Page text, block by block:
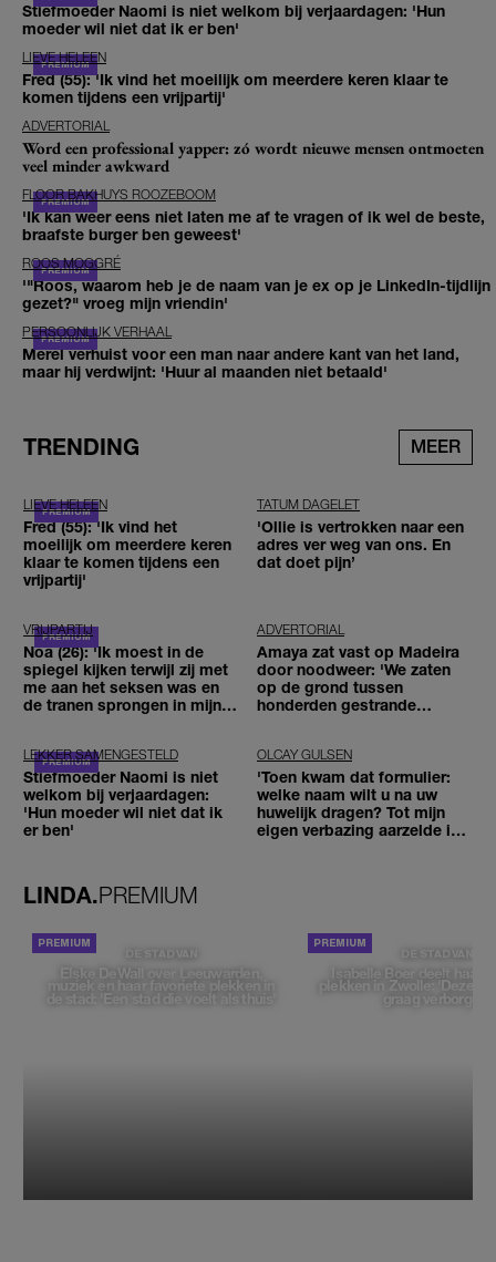
Stiefmoeder Naomi is niet welkom bij verjaardagen: 'Hun
moeder wil niet dat ik er ben'
LIEVE HELEEN
Fred (55): 'Ik vind het moeilijk om meerdere keren klaar te
komen tijdens een vrijpartij'
ADVERTORIAL
Word een professional yapper: zó wordt nieuwe mensen ontmoeten
veel minder awkward
FLOOR BAKHUYS ROOZEBOOM
'Ik kan weer eens niet laten me af te vragen of ik wel de beste,
braafste burger ben geweest'
ROOS MOGGRÉ
'"Roos, waarom heb je de naam van je ex op je LinkedIn-tijdlijn
gezet?" vroeg mijn vriendin'
PERSOONLIJK VERHAAL
Merel verhuist voor een man naar andere kant van het land,
maar hij verdwijnt: 'Huur al maanden niet betaald'
TRENDING MEER
LIEVE HELEEN
Fred (55): 'Ik vind het
moeilijk om meerdere keren
klaar te komen tijdens een
vrijpartij'
TATUM DAGELET
'Ollie is vertrokken naar een
adres ver weg van ons. En
dat doet pijn’
VRIJPARTIJ
Noa (26): 'Ik moest in de
spiegel kijken terwijl zij met
me aan het seksen was en
de tranen sprongen in mijn
ADVERTORIAL
Amaya zat vast op Madeira
door noodweer: 'We zaten
op de grond tussen
honderden gestrande
LEKKER SAMENGESTELD
Stiefmoeder Naomi is niet
welkom bij verjaardagen:
'Hun moeder wil niet dat ik
er ben'
OLCAY GULSEN
'Toen kwam dat formulier:
welke naam wilt u na uw
huwelijk dragen? Tot mijn
eigen verbazing aarzelde ik
LINDA.PREMIUM
DE STAD VAN
Elske DeWall over Leeuwarden,
muziek en haar favoriete plekken in
de stad: 'Een stad die voelt als thuis'
DE STAD VAN
Isabelle Boer deelt haar
plekken in Zwolle: 'Deze
graag verborgen'